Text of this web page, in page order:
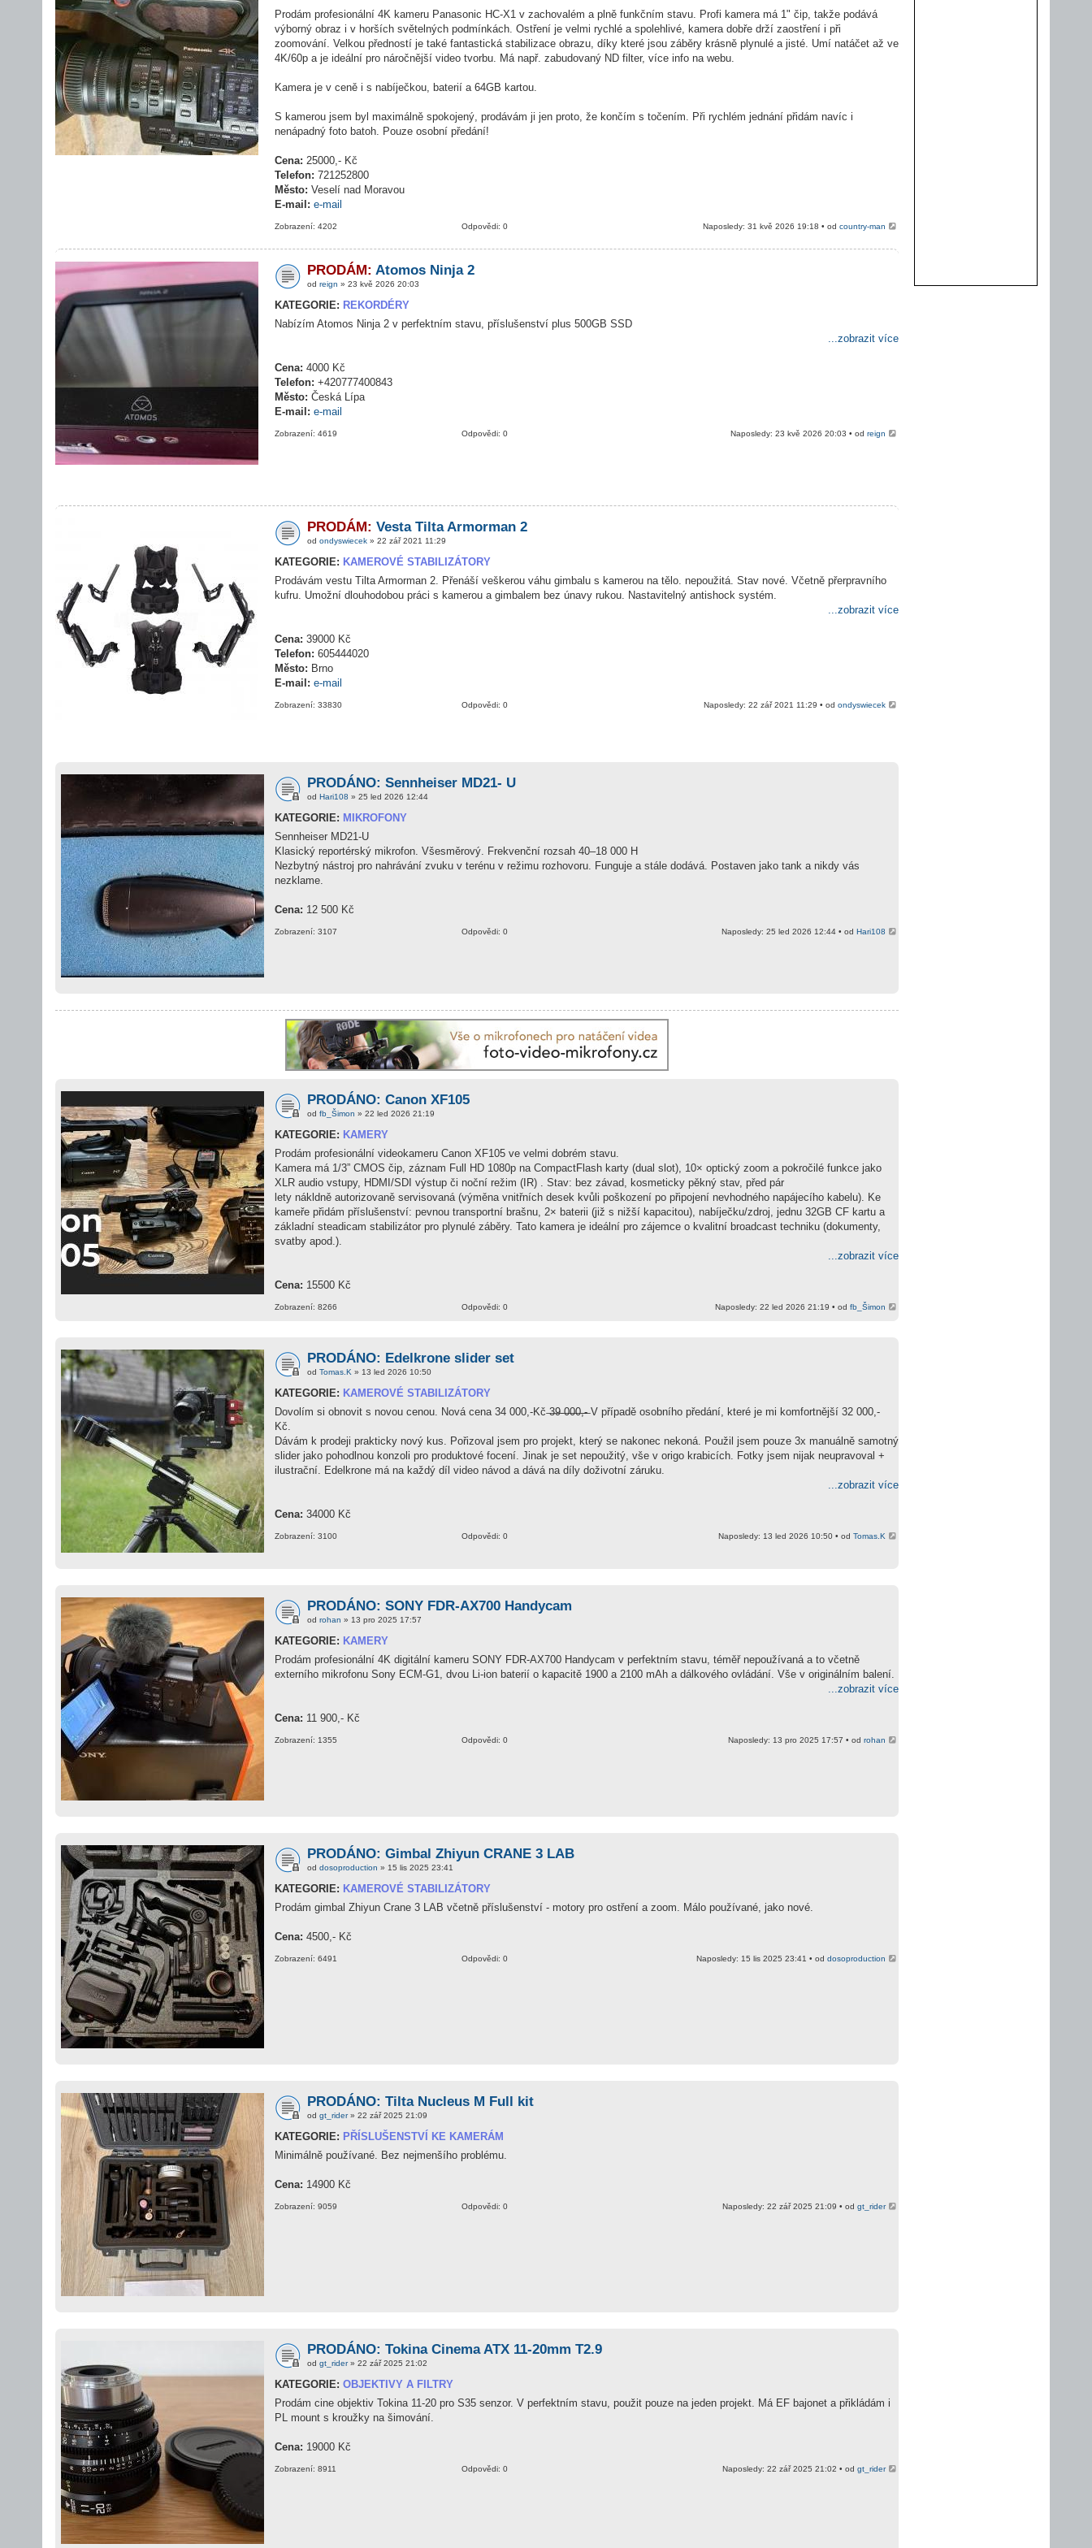
Prodám profesionální 4K kameru Panasonic HC-X1 v zachovalém a plně funkčním stavu. Profi kamera má 1" čip, takže podává
výborný obraz i v horších světelných podmínkách. Ostření je velmi rychlé a spolehlivé, kamera dobře drží zaostření i při
zoomování. Velkou předností je také fantastická stabilizace obrazu, díky které jsou záběry krásně plynulé a jisté. Umí natáčet až ve
4K/60p a je ideální pro náročnější video tvorbu. Má např. zabudovaný ND filter, více info na webu.
Kamera je v ceně i s nabíječkou, baterií a 64GB kartou.
S kamerou jsem byl maximálně spokojený, prodávám ji jen proto, že končím s točením. Při rychlém jednání přidám navíc i
nenápadný foto batoh. Pouze osobní předání!
Cena: 25000,- Kč
Telefon: 721252800
Město: Veselí nad Moravou
E-mail: e-mail
Naposledy: 31 kvě 2026 19:18 • odcountry-man
Odpovědi: 0
Zobrazení: 4202
PRODÁM: Atomos Ninja 2
od reign » 23 kvě 2026 20:03
KATEGORIE: REKORDÉRY
Nabízím Atomos Ninja 2 v perfektním stavu, příslušenství plus 500GB SSD
...zobrazit více
Cena: 4000 Kč
Telefon: +420777400843
Město: Česká Lípa
E-mail: e-mail
Naposledy: 23 kvě 2026 20:03 • odreign
Odpovědi: 0
Zobrazení: 4619
PRODÁM: Vesta Tilta Armorman 2
od ondyswiecek » 22 zář 2021 11:29
KATEGORIE: KAMEROVÉ STABILIZÁTORY
Prodávám vestu Tilta Armorman 2. Přenáší veškerou váhu gimbalu s kamerou na tělo. nepoužitá. Stav nové. Včetně přerpravního
kufru. Umožní dlouhodobou práci s kamerou a gimbalem bez únavy rukou. Nastavitelný antishock systém.
...zobrazit více
Cena: 39000 Kč
Telefon: 605444020
Město: Brno
E-mail: e-mail
Naposledy: 22 zář 2021 11:29 • odondyswiecek
Odpovědi: 0
Zobrazení: 33830
PRODÁNO: Sennheiser MD21- U
od Hari108 » 25 led 2026 12:44
KATEGORIE: MIKROFONY
Sennheiser MD21-U
Klasický reportérský mikrofon. Všesměrový. Frekvenční rozsah 40–18 000 H
Nezbytný nástroj pro nahrávání zvuku v terénu v režimu rozhovoru. Funguje a stále dodává. Postaven jako tank a nikdy vás
nezklame.
Cena: 12 500 Kč
Naposledy: 25 led 2026 12:44 • odHari108
Odpovědi: 0
Zobrazení: 3107
PRODÁNO: Canon XF105
od fb_Šimon » 22 led 2026 21:19
KATEGORIE: KAMERY
Prodám profesionální videokameru Canon XF105 ve velmi dobrém stavu.
Kamera má 1/3” CMOS čip, záznam Full HD 1080p na CompactFlash karty (dual slot), 10× optický zoom a pokročilé funkce jako
XLR audio vstupy, HDMI/SDI výstup či noční režim (IR) . Stav: bez závad, kosmeticky pěkný stav, před pár
lety nákldně autorizovaně servisovaná (výměna vnitřních desek kvůli poškození po připojení nevhodného napájecího kabelu). Ke
kameře přidám příslušenství: pevnou transportní brašnu, 2× baterii (již s nižší kapacitou), nabíječku/zdroj, jednu 32GB CF kartu a
základní steadicam stabilizátor pro plynulé záběry. Tato kamera je ideální pro zájemce o kvalitní broadcast techniku (dokumenty,
svatby apod.).
...zobrazit více
Cena: 15500 Kč
Naposledy: 22 led 2026 21:19 • odfb_Šimon
Odpovědi: 0
Zobrazení: 8266
PRODÁNO: Edelkrone slider set
od Tomas.K » 13 led 2026 10:50
KATEGORIE: KAMEROVÉ STABILIZÁTORY
Dovolím si obnovit s novou cenou. Nová cena 34 000,-Kč ̶3̶9̶ ̶0̶0̶0̶,̶-̶ V případě osobního předání, které je mi komfortnější 32 000,-
Kč.
Dávám k prodeji prakticky nový kus. Pořizoval jsem pro projekt, který se nakonec nekoná. Použil jsem pouze 3x manuálně samotný
slider jako pohodlnou konzoli pro produktové focení. Jinak je set nepoužitý, vše v origo krabicích. Fotky jsem nijak neupravoval +
ilustrační. Edelkrone má na každý díl video návod a dává na díly doživotní záruku.
...zobrazit více
Cena: 34000 Kč
Naposledy: 13 led 2026 10:50 • odTomas.K
Odpovědi: 0
Zobrazení: 3100
PRODÁNO: SONY FDR-AX700 Handycam
od rohan » 13 pro 2025 17:57
KATEGORIE: KAMERY
Prodám profesionální 4K digitální kameru SONY FDR-AX700 Handycam v perfektním stavu, téměř nepoužívaná a to včetně
externího mikrofonu Sony ECM-G1, dvou Li-ion baterií o kapacitě 1900 a 2100 mAh a dálkového ovládání. Vše v originálním balení.
...zobrazit více
Cena: 11 900,- Kč
Naposledy: 13 pro 2025 17:57 • odrohan
Odpovědi: 0
Zobrazení: 1355
PRODÁNO: Gimbal Zhiyun CRANE 3 LAB
od dosoproduction » 15 lis 2025 23:41
KATEGORIE: KAMEROVÉ STABILIZÁTORY
Prodám gimbal Zhiyun Crane 3 LAB včetně příslušenství - motory pro ostření a zoom. Málo používané, jako nové.
Cena: 4500,- Kč
Naposledy: 15 lis 2025 23:41 • oddosoproduction
Odpovědi: 0
Zobrazení: 6491
PRODÁNO: Tilta Nucleus M Full kit
od gt_rider» 22 zář 2025 21:09
KATEGORIE: PŘÍSLUŠENSTVÍ KE KAMERÁM
Minimálně používané. Bez nejmenšího problému.
Cena: 14900 Kč
Naposledy: 22 zář 2025 21:09 • odgt_rider
Odpovědi: 0
Zobrazení: 9059
PRODÁNO: Tokina Cinema ATX 11-20mm T2.9
od gt_rider» 22 zář 2025 21:02
KATEGORIE: OBJEKTIVY A FILTRY
Prodám cine objektiv Tokina 11-20 pro S35 senzor. V perfektním stavu, použit pouze na jeden projekt. Má EF bajonet a přikládám i
PL mount s kroužky na šimování.
Cena: 19000 Kč
Naposledy: 22 zář 2025 21:02 • odgt_rider
Odpovědi: 0
Zobrazení: 8911